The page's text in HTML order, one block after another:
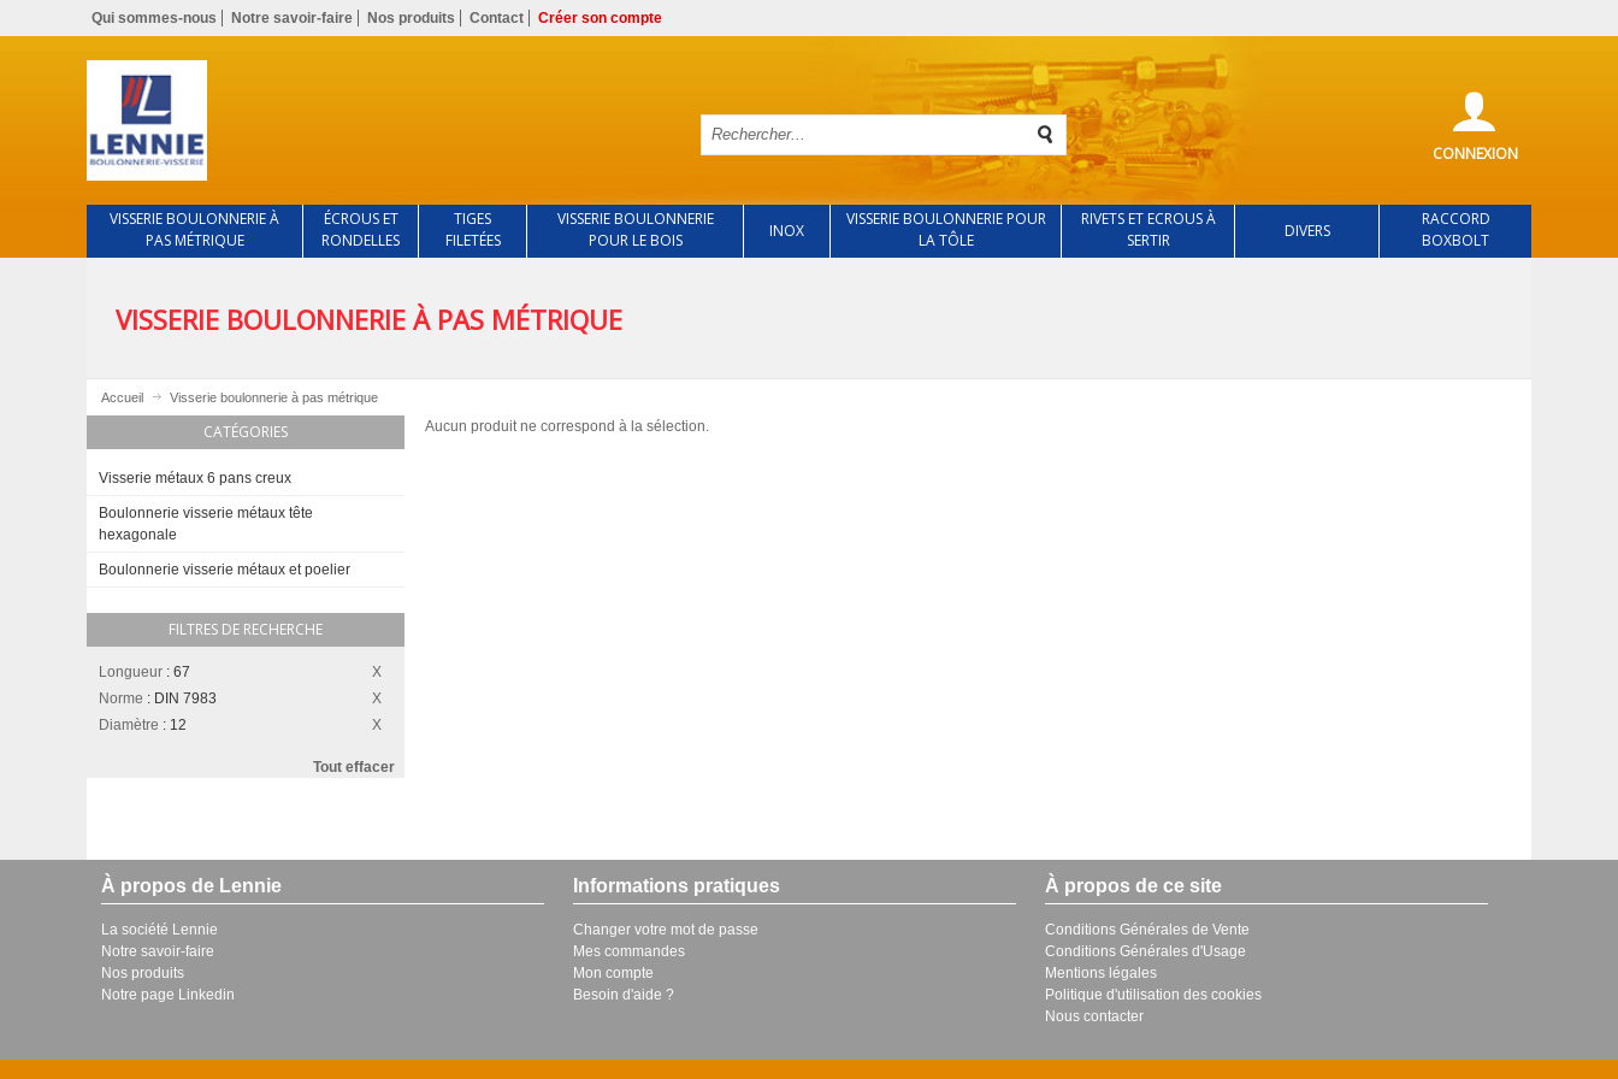
Qui sommes-nous Notre savoir-faire Nos produits Contact Créer son compte
CONNEXION
VISSERIE BOULONNERIE À
PAS MÉTRIQUE
ÉCROUS ET
RONDELLES
TIGES
FILETÉES
VISSERIE BOULONNERIE
POUR LE BOIS
INOX
VISSERIE BOULONNERIE POUR
LA TÔLE
RIVETS ET ECROUS À
SERTIR
DIVERS
RACCORD
BOXBOLT
VISSERIE BOULONNERIE À PAS MÉTRIQUE
Accueil Visserie boulonnerie à pas métrique
CATÉGORIES
Visserie métaux 6 pans creux
Boulonnerie visserie métaux tête
hexagonale
Boulonnerie visserie métaux et poelier
FILTRES DE RECHERCHE
Longueur : 67
Norme : DIN 7983
Diamètre : 12
Tout effacer
Aucun produit ne correspond à la sélection.
À propos de Lennie
La société Lennie
Notre savoir-faire
Nos produits
Notre page Linkedin
Informations pratiques
Changer votre mot de passe
Mes commandes
Mon compte
Besoin d'aide ?
À propos de ce site
Conditions Générales de Vente
Conditions Générales d'Usage
Mentions légales
Politique d'utilisation des cookies
Nous contacter